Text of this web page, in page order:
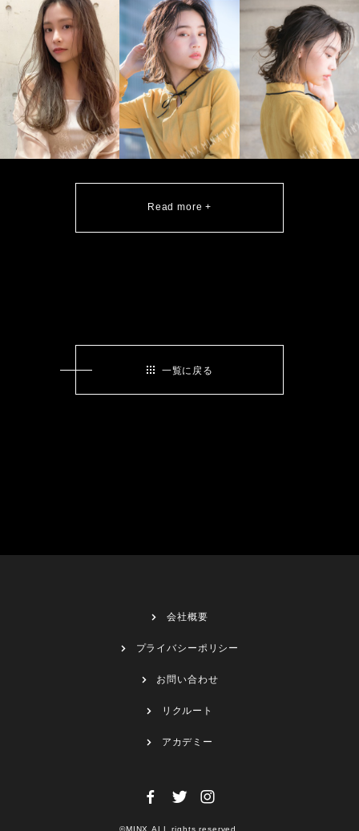
Read more +
一覧に戻る
会社概要
プライバシーポリシー
お問い合わせ
リクルート
アカデミー
©MINX.ALL rights reserved.